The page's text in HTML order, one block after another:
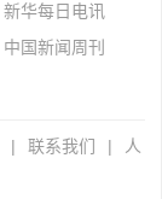
新华每日电讯
中国新闻周刊
| 联系我们 |
人